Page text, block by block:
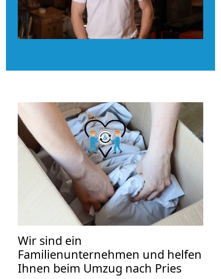
Wir sind ein
Familienunternehmen und helfen
Ihnen beim Umzug nach Pries